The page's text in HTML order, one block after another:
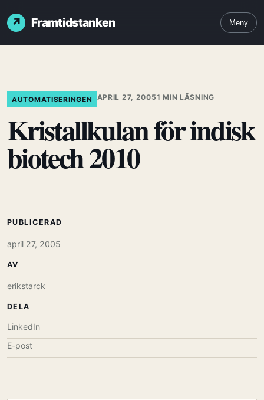
Framtidstanken Meny
AUTOMATISERINGEN APRIL 27, 20051 MIN LÄSNING
Kristallkulan för indisk
biotech 2010
PUBLICERAD
april 27, 2005
AV
erikstarck
DELA
LinkedIn
E-post